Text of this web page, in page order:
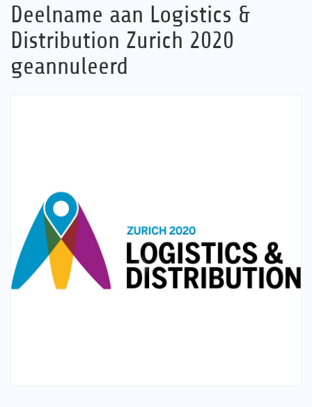
Software
Referenties
Nieuws
Contact
Deelname aan Logistics &
Distribution Zurich 2020
geannuleerd